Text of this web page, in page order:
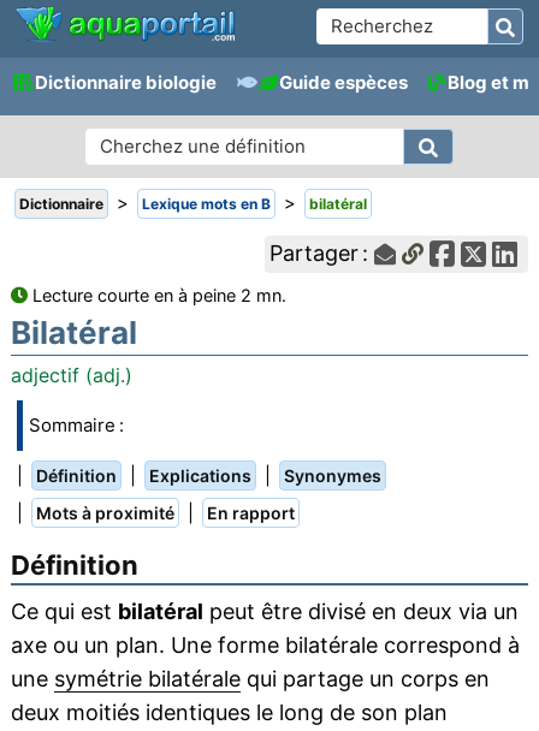
Dictionnaire biologie Guide espèces Blog et
Dictionnaire > Lexique mots en B > bilatéral
Partager :
Lecture courte en à peine 2 mn.
Bilatéral
adjectif (adj.)
Sommaire :
Définition Explications Synonymes
Mots à proximité En rapport
Définition
Ce qui est bilatéral peut être divisé en deux via un
axe ou un plan. Une forme bilatérale correspond à
une symétrie bilatéralequi partage un corps en
deux moitiés identiques le long de son plan